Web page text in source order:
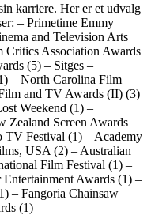
karriere. Her er et udvalg
– Primetime Emmy
and Television Arts
Association Awards
(5) – Sitges –
– North Carolina Film
and TV Awards (II) (3)
Weekend (1) –
Zealand Screen Awards
TV Festival (1) – Academy
USA (2) – Australian
Film Festival (1) –
Awards (1) –
– Fangoria Chainsaw
(1)